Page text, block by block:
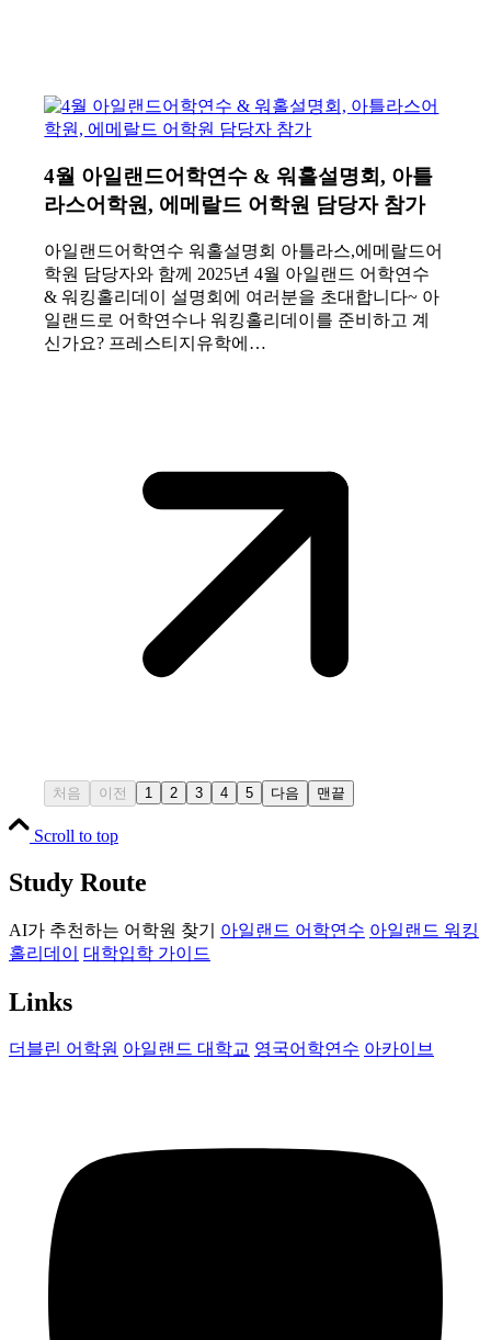
4월 아일랜드어학연수 & 워홀설명회, 아틀
라스어학원, 에메랄드 어학원 담당자 참가
아일랜드어학연수 워홀설명회 아틀라스,에메랄드어
학원 담당자와 함께 2025년 4월 아일랜드 어학연수
& 워킹홀리데이 설명회에 여러분을 초대합니다~ 아
일랜드로 어학연수나 워킹홀리데이를 준비하고 계
신가요? 프레스티지유학에…
처음 이전 1 2 3 4 5 다음 맨끝
Scroll to top
Study Route
AI가 추천하는 어학원 찾기 아일랜드 어학연수 아일랜드 워킹
홀리데이
대학입학 가이드
Links
더블린 어학원 아일랜드 대학교 영국어학연수 아카이브